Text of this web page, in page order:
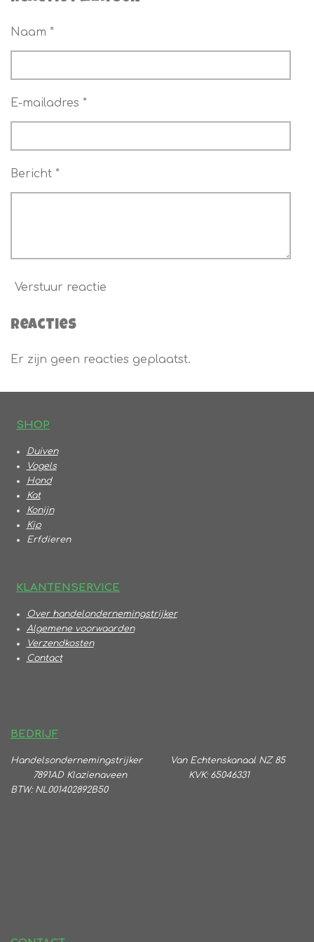
e
l
r
e
Naam *
E-mailadres *
Bericht *
Verstuur reactie
Reacties
Er zijn geen reacties geplaatst.
S HOP
Duiven
Vogels
Hond
Kat
Konijn
Kip
Erfdieren
KLANTENSERVICE
Over handelondernemingstrijker
Algemene voorwaarden
Verzendkosten
Contact
BEDRIJF
Handelsondernemingstrijker Van Echtenskanaal NZ 85
7891AD Klazienaveen KVK: 65046331
BTW: NL001402892B50